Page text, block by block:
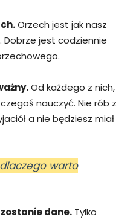
Orzech jest jak nasz
Dobrze jest codziennie
Od każdego z nich,
nauczyć. Nie rób z
a nie będziesz miał
warto
zostanie dane. Tylko